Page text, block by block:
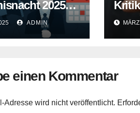
2025
ADMIN
als
einen Kommentar
Adresse wird nicht veröffentlicht.